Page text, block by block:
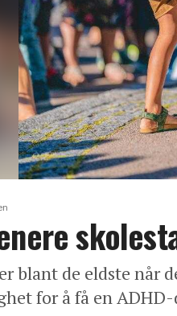
blant de eldste når
for å få en